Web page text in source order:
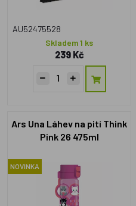
AU52475528
Skladem 1 ks
239 Kč
Ars Una Láhev na pití Think
Pink 26 475ml
NOVINKA